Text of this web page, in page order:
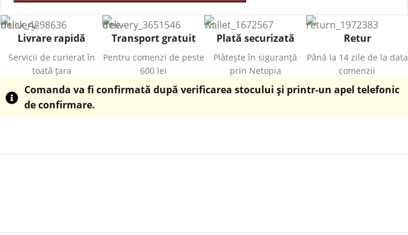
Livrare rapidă
Servicii de curierat în
toată țara
Transport gratuit
Pentru comenzi de peste
600 lei
Plată securizată
Plătește în siguranță
prin Netopia
Retur
Până la 14 zile de la data
comenzii
Comanda va fi confirmată după verificarea stocului și printr-un apel telefonic
de confirmare.